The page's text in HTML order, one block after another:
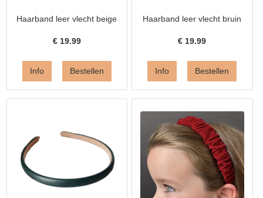
Haarband leer vlecht beige
€ 19.99
Haarband leer vlecht bruin
€ 19.99